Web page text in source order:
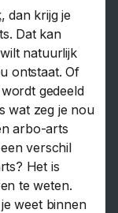
, dan krijg je
Dat kan
natuurlijk
ontstaat. Of
gedeeld
wat zeg je nou
arbo-arts
verschil
Het is
te weten.
weet binnen